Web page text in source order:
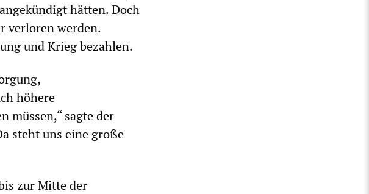
hätten. Doch
verloren werden.
und Krieg bezahlen.
höhere
müssen,“ sagte der
steht uns eine große
zur Mitte der